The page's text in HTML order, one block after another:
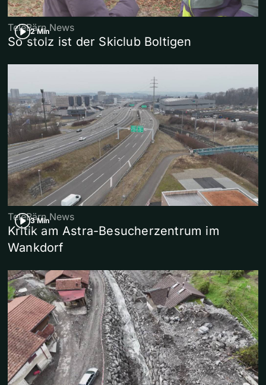
2 Min
TeleBärn News
So stolz ist der Skiclub Boltigen
3 Min
TeleBärn News
Kritik am Astra-Besucherzentrum im
Wankdorf